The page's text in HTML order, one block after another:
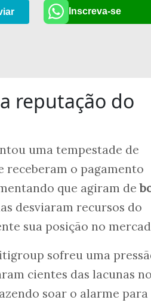
Inscreva-se
reputação do
uma tempestade de
receberam o pagamento
que agiram de
desviaram recursos do
sua posição no
sofreu uma
cientes das lacunas
soar o alarme para